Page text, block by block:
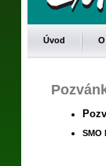
Úvod
SMO